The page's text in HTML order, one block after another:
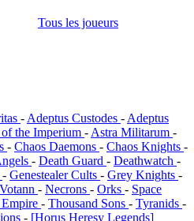
Tous les joueurs
-Adeptus Custodes -Adeptus
the Imperium -Astra Militarum -
- Chaos Daemons - Chaos Knights -
- Death Guard - Deathwatch -
- Genestealer Cults - Grey Knights -
- Necrons - Orks - Space
- Thousand Sons - Tyranids -
- [Horus Heresy Legends]